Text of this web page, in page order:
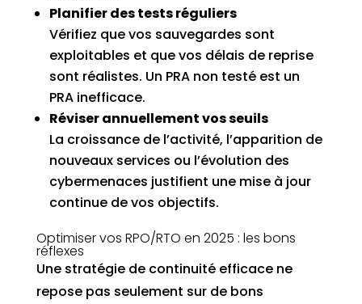
Planifier des tests réguliers
Vérifiez que vos sauvegardes sont
exploitables et que vos délais de reprise
sont réalistes. Un PRA non testé est un
PRA inefficace.
Réviser annuellement vos seuils
La croissance de l’activité, l’apparition de
nouveaux services ou l’évolution des
cybermenaces justifient une mise à jour
continue de vos objectifs.
Optimiser vos RPO/RTO en 2025 : les bons
réflexes
Une stratégie de continuité efficace ne
repose pas seulement sur de bons